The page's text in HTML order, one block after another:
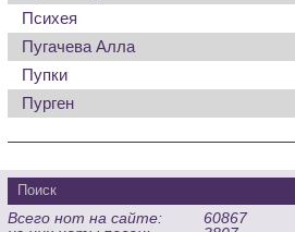
Психея
Пугачева Алла
Пупки
Пурген
Всего нот на сайте:
60867